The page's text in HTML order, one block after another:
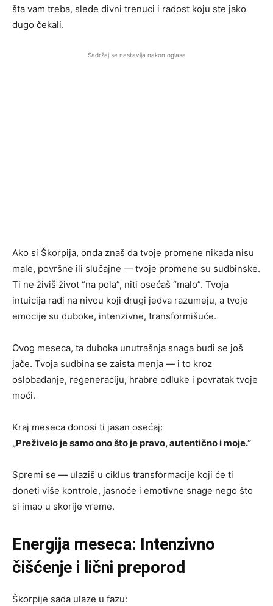
šta vam treba, slede divni trenuci i radost koju ste jako
dugo čekali.
Sadržaj se nastavlja nakon oglasa
Ako si Škorpija, onda znaš da tvoje promene nikada nisu
male, površne ili slučajne — tvoje promene su sudbinske.
Ti ne živiš život “na pola”, niti osećaš “malo”. Tvoja
intuicija radi na nivou koji drugi jedva razumeju, a tvoje
emocije su duboke, intenzivne, transformišuće.
Ovog meseca, ta duboka unutrašnja snaga budi se još
jače. Tvoja sudbina se zaista menja — i to kroz
oslobađanje, regeneraciju, hrabre odluke i povratak tvoje
moći.
Kraj meseca donosi ti jasan osećaj:
„Preživelo je samo ono što je pravo, autentično i moje.”
Spremi se — ulaziš u ciklus transformacije koji će ti
doneti više kontrole, jasnoće i emotivne snage nego što
si imao u skorije vreme.
Energija meseca: Intenzivno
čišćenje i lični preporod
Škorpije sada ulaze u fazu: